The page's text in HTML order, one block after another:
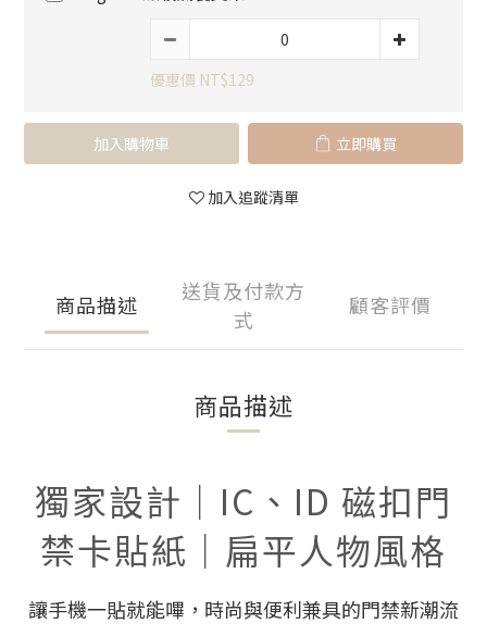
優惠價 NT$129
加入購物車 立即購買
加入追蹤清單
商品描述
送貨及付款方
式
顧客評價
商品描述
獨家設計｜IC、ID 磁扣門
禁卡貼紙｜扁平人物風格
讓手機一貼就能嗶，時尚與便利兼具的門禁新潮流